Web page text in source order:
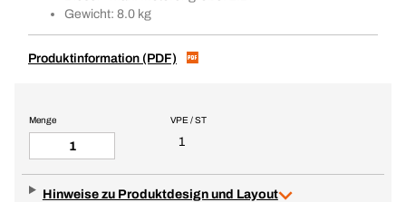
Gewicht: 8.0 kg
Produktinformation (PDF)
VPE / ST
1
Menge
Hinweise zu Produktdesign und Layout